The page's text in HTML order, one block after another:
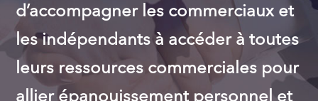
d’accompagner les commerciaux et
les indépendants à accéder à toutes
leurs ressources commerciales pour